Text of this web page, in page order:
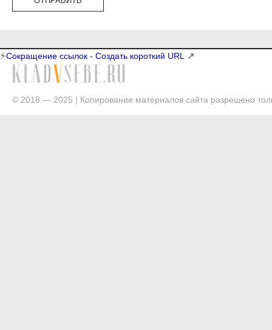
⚡Сокращение ссылок - Создать короткий URL ↗
© 2018 — 2025 | Копирование материалов сайта разрешено